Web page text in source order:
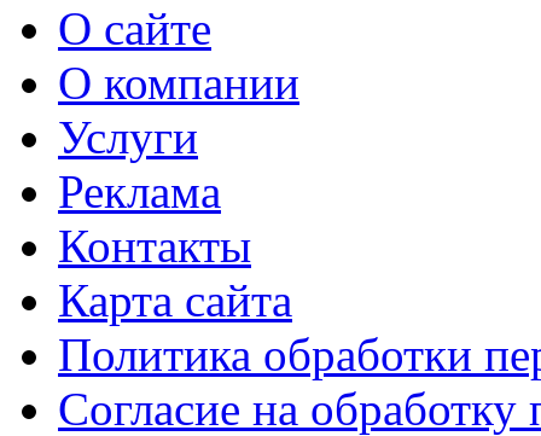
О сайте
О компании
Услуги
Реклама
Контакты
Карта сайта
Политика обработки
Согласие на